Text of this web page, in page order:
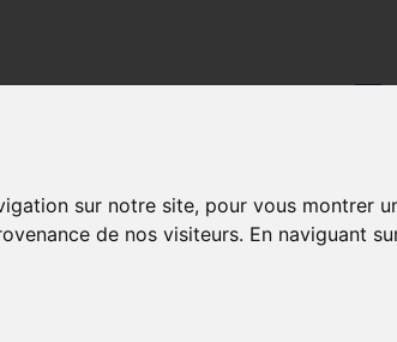
sur notre site, pour vous montrer
de nos visiteurs. En naviguant